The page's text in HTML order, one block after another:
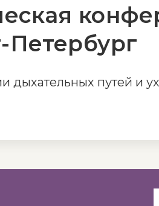
Петербург
дыхательных путей и